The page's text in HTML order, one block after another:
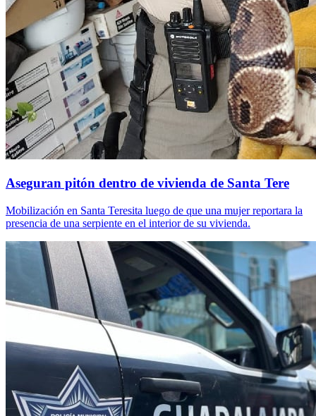
Aseguran pitón dentro de vivienda de Santa Tere
Mobilización en Santa Teresita luego de que una mujer reportara la
presencia de una serpiente en el interior de su vivienda.